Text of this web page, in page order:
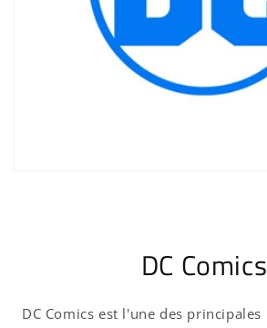
DC Comics
DC Comics est l'une des principales